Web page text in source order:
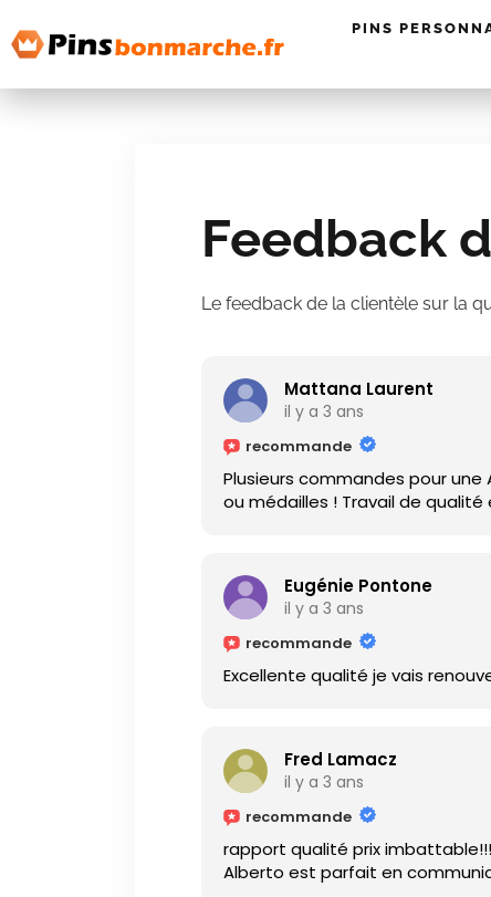
PINS
Feedback
Le feedback de la clientèle sur la
Mattana Laurent
il y a 3 ans
recommande
Plusieurs commandes pour
ou médailles ! Travail de
Eugénie Pontone
il y a 3 ans
recommande
Excellente qualité je vais
Fred Lamacz
il y a 3 ans
recommande
rapport qualité prix imbattable!!!
Alberto est parfait en